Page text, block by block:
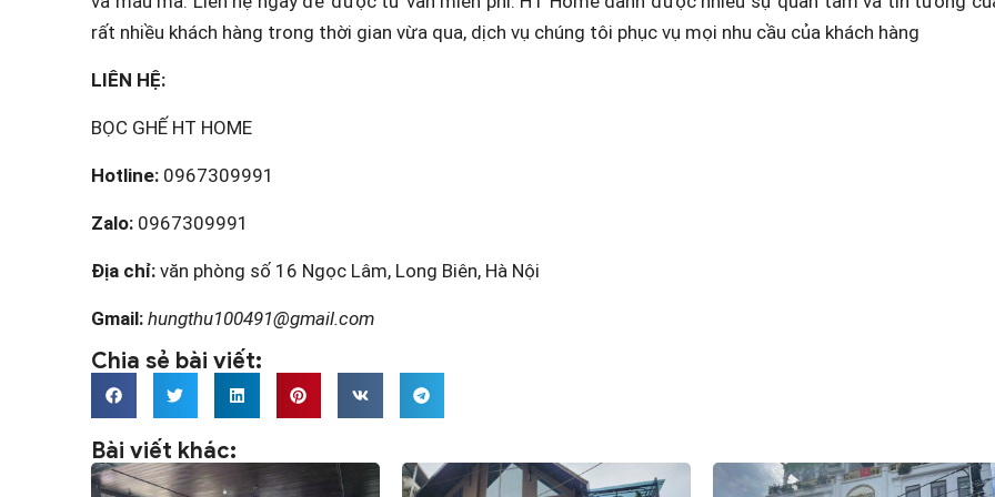
rất nhiều khách hàng trong thời gian vừa qua, dịch vụ chúng tôi phục vụ mọi nhu cầu của khách hàng
LIÊN HỆ:
BỌC GHẾ HT HOME
Hotline: 0967309991
Zalo: 0967309991
Địa chỉ: văn phòng số 16 Ngọc Lâm, Long Biên, Hà Nội
Gmail: hungthu100491@gmail.com
Chia sẻ bài viết:
Bài viết khác: